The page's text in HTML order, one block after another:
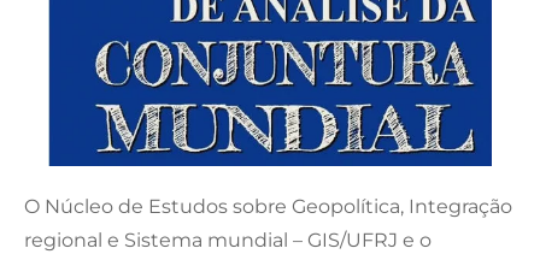
O Núcleo de Estudos sobre Geopolítica, Integração
regional e Sistema mundial – GIS/UFRJ e o